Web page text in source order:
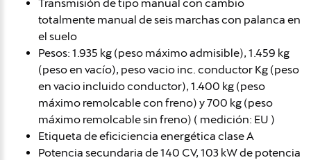
Transmisión de tipo manual con cambio
totalmente manual de seis marchas con palanca en
el suelo
Pesos: 1.935 kg (peso máximo admisible), 1.459 kg
(peso en vacío), peso vacio inc. conductor Kg (peso
en vacio incluido conductor), 1.400 kg (peso
máximo remolcable con freno) y 700 kg (peso
máximo remolcable sin freno) ( medición: EU )
Etiqueta de eficiciencia energética clase A
Potencia secundaria de 140 CV, 103 kW de potencia